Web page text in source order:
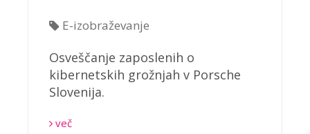
E-izobraževanje
Osveščanje zaposlenih o
kibernetskih grožnjah v Porsche
Slovenija.
več